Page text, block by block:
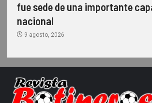
fue sede de una importante
nacional
9 agosto, 2026